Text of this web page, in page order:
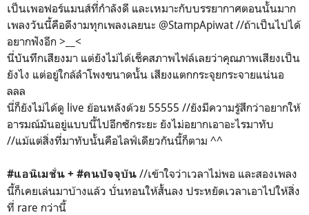
เป็นเพอฟอร์แมนส์ที่กำลังดี และเหมาะกับบรรยากาศตอนนั้นมาก
เพลงวันนี้คือดีงามทุกเพลงเลยนะ @StampApiwat //ถ้าเป็นไปได้
อยากฟังอีก >__<
นี่บันทึกเสียงมา แต่ยังไม่ได้เช็คสภาพไฟล์เลยว่าคุณภาพเสียงเป็น
ยังไง แต่อยู่ใกล้ลำโพงขนาดนั้น เสียงแตกกระจุยกระจายแน่นอ
ลลล
นี่ก็ยังไม่ได้ดู live ย้อนหลังด้วย 55555 //ยังมีความรู้สึกว่าอยากให้
อารมณ์มันอยู่แบบนี้ไปอีกซักระยะ ยังไม่อยากเอาอะไรมาทับ
//แม้แต่สิ่งที่มาทับนั้นคือไลฟ์เดียวกันนี้ก็ตาม ^^
#แอนิเมชั่น + #คนปัจจุบัน //เข้าใจว่าเวลาไม่พอ และสองเพลง
นี้ก็เคยเล่นมาบ้างแล้ว บั่นทอนให้สั้นลง ประหยัดเวลาเอาไปให้สิ่ง
ที่ rare กว่านี้